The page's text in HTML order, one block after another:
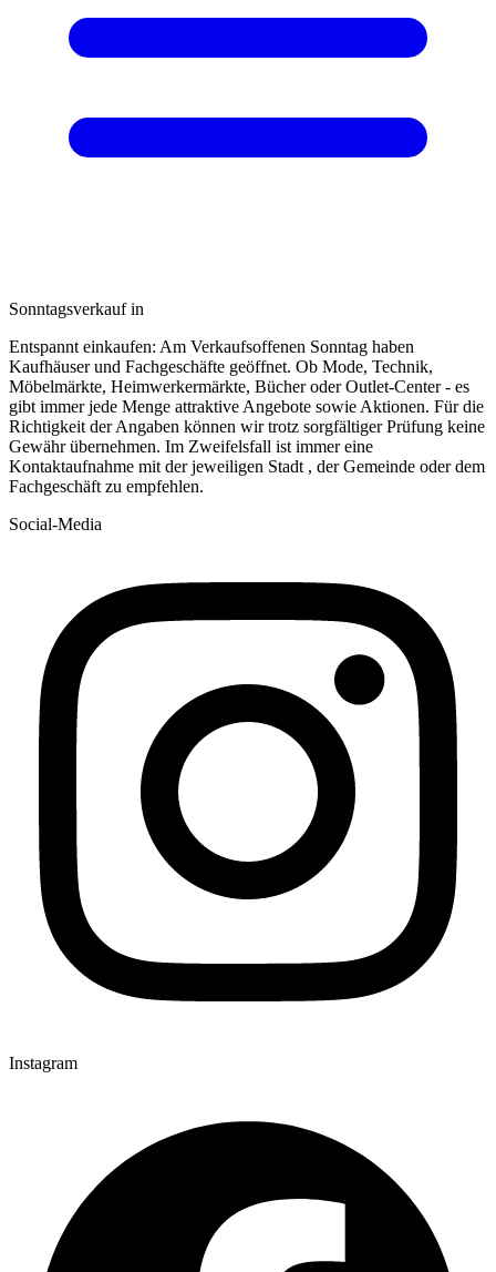
Sonntagsverkauf in
Entspannt einkaufen: Am Verkaufsoffenen Sonntag haben
Kaufhäuser und Fachgeschäfte geöffnet. Ob Mode, Technik,
Möbelmärkte, Heimwerkermärkte, Bücher oder Outlet-Center - es
gibt immer jede Menge attraktive Angebote sowie Aktionen. Für die
Richtigkeit der Angaben können wir trotz sorgfältiger Prüfung keine
Gewähr übernehmen. Im Zweifelsfall ist immer eine
Kontaktaufnahme mit der jeweiligen Stadt , der Gemeinde oder dem
Fachgeschäft zu empfehlen.
Social-Media
Instagram